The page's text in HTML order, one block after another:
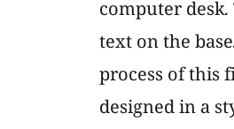
computer
text on the
process of this
designed in a